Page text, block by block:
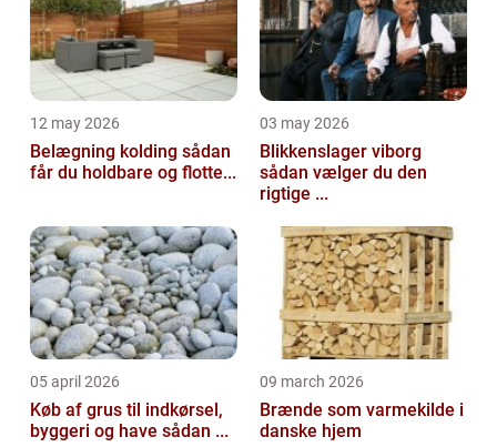
12 may 2026
Belægning kolding sådan
får du holdbare og flotte...
03 may 2026
Blikkenslager viborg
sådan vælger du den
rigtige ...
05 april 2026
Køb af grus til indkørsel,
byggeri og have sådan ...
09 march 2026
Brænde som varmekilde i
danske hjem